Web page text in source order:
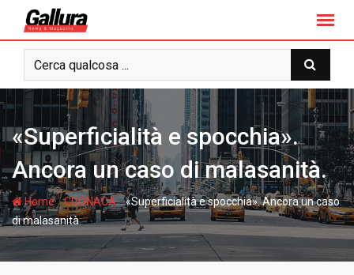
t
o
o
t
e
n
t
«Superficialità e spocchia».
Ancora un caso di malasanità.
Home-CRONACA-«Superficialità e spocchia». Ancora un caso
di malasanità.